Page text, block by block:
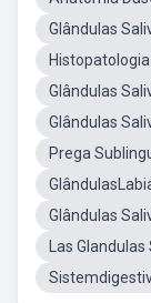
Glândulas
Glândulas
Glândulas
Prega
Glândulas
Las